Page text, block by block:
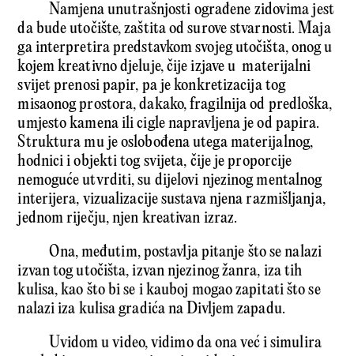
Namjena unutrašnjosti ograđene zidovima jest
da bude utočište, zaštita od surove stvarnosti. Maja
ga interpretira predstavkom svojeg utočišta, onog u
kojem kreativno djeluje, čije izjave u materijalni
svijet prenosi papir, pa je konkretizacija tog
misaonog prostora, dakako, fragilnija od predloška,
umjesto kamena ili cigle napravljena je od papira.
Struktura mu je oslobođena utega materijalnog,
hodnici i objekti tog svijeta, čije je proporcije
nemoguće utvrditi, su dijelovi njezinog mentalnog
interijera, vizualizacije sustava njena razmišljanja,
jednom riječju, njen kreativan izraz.
Ona, međutim, postavlja pitanje što se nalazi
izvan tog utočišta, izvan njezinog žanra, iza tih
kulisa, kao što bi se i kauboj mogao zapitati što se
nalazi iza kulisa gradića na Divljem zapadu.
Uvidom u video, vidimo da ona već i simulira